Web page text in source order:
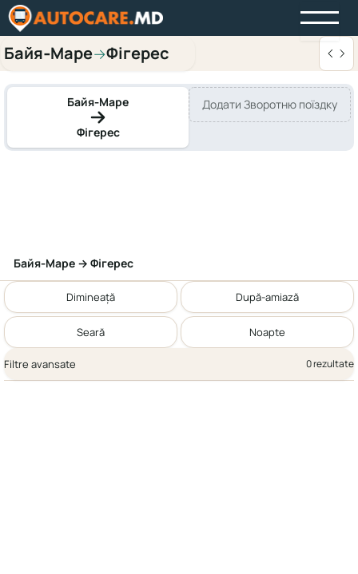
Байя‑Маре→Фігерес
Байя‑Маре
Фігерес
Додати Зворотню поїздку
Байя‑Маре → Фігерес
Dimineață După-amiază
Seară Noapte
Filtre avansate 0 rezultate